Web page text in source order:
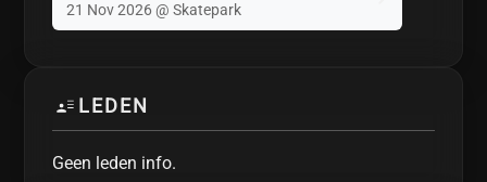
21 Nov 2026 @ Skatepark
LEDEN
Geen leden info.